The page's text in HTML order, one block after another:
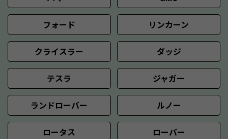
フォード リンカーン
クライスラー ダッジ
テスラ ジャガー
ランドローバー ルノー
ロータス ローバー